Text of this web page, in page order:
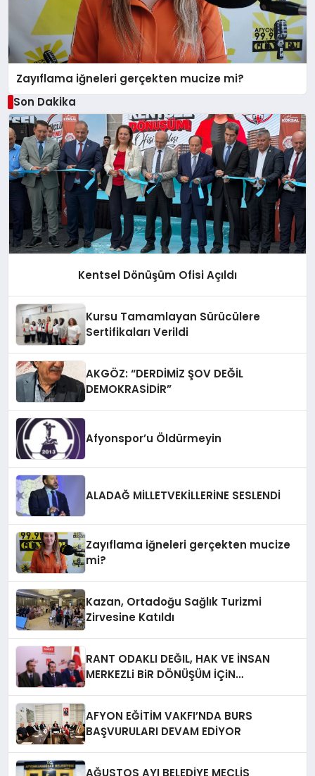
Zayıflama iğneleri gerçekten mucize mi?
Son Dakika
Kentsel Dönüşüm Ofisi Açıldı
Kursu Tamamlayan Sürücülere
Sertifikaları Verildi
AKGÖZ: “DERDİMİZ ŞOV DEĞİL
DEMOKRASİDİR”
Afyonspor’u Öldürmeyin
ALADAĞ MİLLETVEKİLLERİNE SESLENDİ
Zayıflama iğneleri gerçekten mucize
mi?
Kazan, Ortadoğu Sağlık Turizmi
Zirvesine Katıldı
RANT ODAKLI DEĞIL, HAK VE İNSAN
MERKEZLi BiR DÖNÜŞÜM İÇiN
AFYON EĞİTİM VAKFI’NDA BURS
BAŞVURULARI DEVAM EDİYOR
AĞUSTOS AYI BELEDİYE MECLİS